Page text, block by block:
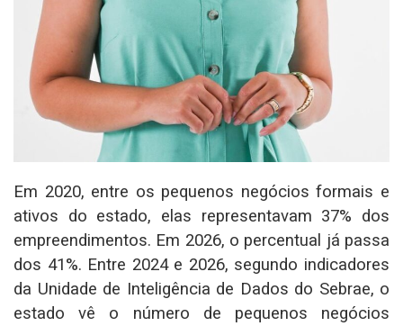
Em 2020, entre os pequenos negócios formais e
ativos do estado, elas representavam 37% dos
empreendimentos. Em 2026, o percentual já passa
dos 41%. Entre 2024 e 2026, segundo indicadores
da Unidade de Inteligência de Dados do Sebrae, o
estado vê o número de pequenos negócios